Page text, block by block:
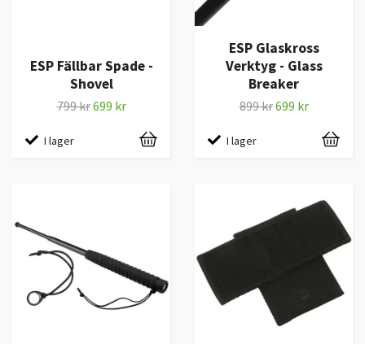
ESP Fällbar Spade -
Shovel
799 kr699 kr
I lager
ESP Glaskross
Verktyg - Glass
Breaker
899 kr699 kr
I lager